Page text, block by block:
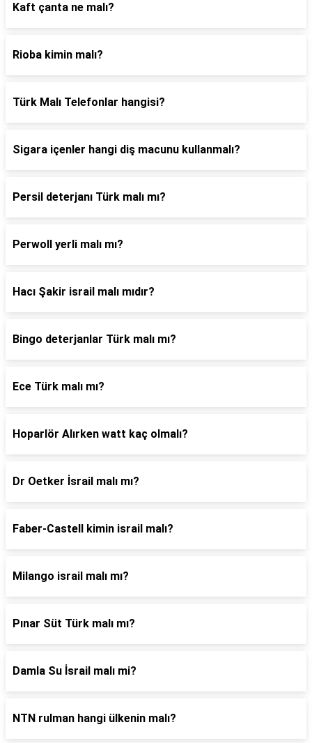
Kaft çanta ne malı?
Rioba kimin malı?
Türk Malı Telefonlar hangisi?
Sigara içenler hangi diş macunu kullanmalı?
Persil deterjanı Türk malı mı?
Perwoll yerli malı mı?
Hacı Şakir israil malı mıdır?
Bingo deterjanlar Türk malı mı?
Ece Türk malı mı?
Hoparlör Alırken watt kaç olmalı?
Dr Oetker İsrail malı mı?
Faber-Castell kimin israil malı?
Milango israil malı mı?
Pınar Süt Türk malı mı?
Damla Su İsrail malı mi?
NTN rulman hangi ülkenin malı?